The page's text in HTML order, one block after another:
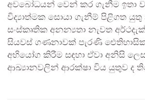
අවබෝධයන් වෙන් කර ගැනීම ඉතා
විද්‍යාත්මක සොයා ගැනීම් පිළිගත
සංස්කෘතික අනන්‍යතා නැවත
සියවස් ගණනාවක් පැරණි
අභියෝග කිරීම සඳහා ඒවා අනිසි
ආඛ්‍යානවලින් ආරක්ෂා විය යුතුව ද